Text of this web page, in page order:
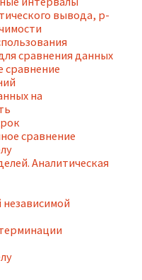
вывода, р-
сравнения данных
сравнение
на
сравнение
Аналитическая
независимой